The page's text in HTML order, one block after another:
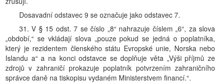
Dosavadní odstavec 9 se označuje jako odstavec 7.
31. V § 15 odst. 7 se číslo „8“ nahrazuje číslem „6“, za slova
„období,“ se vkládají slova „pouze pokud se jedná o poplatníka,
který je rezidentem členského státu Evropské unie, Norska nebo
Islandu a“ a na konci odstavce se doplňuje věta „Výši příjmů ze
zdrojů v zahraničí prokazuje poplatník potvrzením zahraničního
správce daně na tiskopisu vydaném Ministerstvem financí.“.